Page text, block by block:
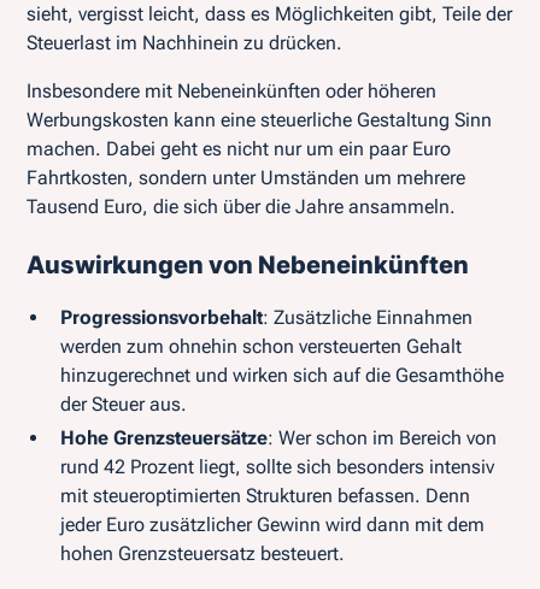
sieht, vergisst leicht, dass es Möglichkeiten gibt, Teile der
Steuerlast im Nachhinein zu drücken.
Insbesondere mit Nebeneinkünften oder höheren
Werbungskosten kann eine steuerliche Gestaltung Sinn
machen. Dabei geht es nicht nur um ein paar Euro
Fahrtkosten, sondern unter Umständen um mehrere
Tausend Euro, die sich über die Jahre ansammeln.
Auswirkungen von Nebeneinkünften
Progressionsvorbehalt: Zusätzliche Einnahmen
werden zum ohnehin schon versteuerten Gehalt
hinzugerechnet und wirken sich auf die Gesamthöhe
der Steuer aus.
Hohe Grenzsteuersätze: Wer schon im Bereich von
rund 42 Prozent liegt, sollte sich besonders intensiv
mit steueroptimierten Strukturen befassen. Denn
jeder Euro zusätzlicher Gewinn wird dann mit dem
hohen Grenzsteuersatz besteuert.